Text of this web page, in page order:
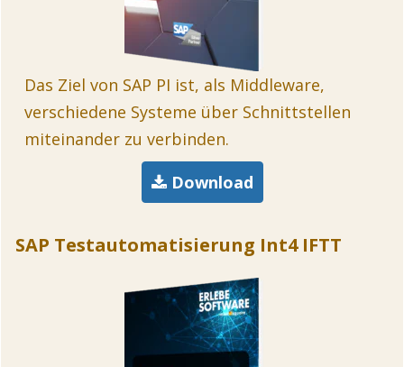
Das Ziel von SAP PI ist, als Middleware,
verschiedene Systeme über Schnittstellen
miteinander zu verbinden.
Download
SAP Testautomatisierung Int4 IFTT